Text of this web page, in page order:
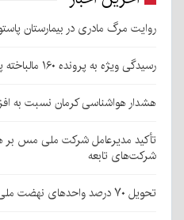
روایت مرگ مادری در بیمارستان
رسیدگی ویژه به پرونده ۱۶۰ مالباخته پیش‌فروش خودرو در زرند
هشدار هواشناسی کرمان نسبت به
تأکید مدیرعامل شرکت ملی مس بر
شرکت‌های تابعه
تحویل ۷۰ درصد واحدهای نهضت ملی مسکن در کرمان